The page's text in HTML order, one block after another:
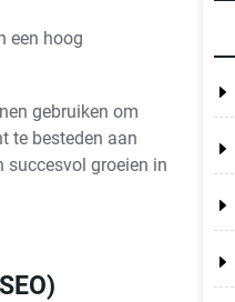
een hoog
gebruiken om
te besteden aan
succesvol groeien in